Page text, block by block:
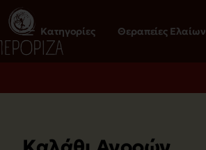
Κατηγορίες Θεραπείες Ελαίων